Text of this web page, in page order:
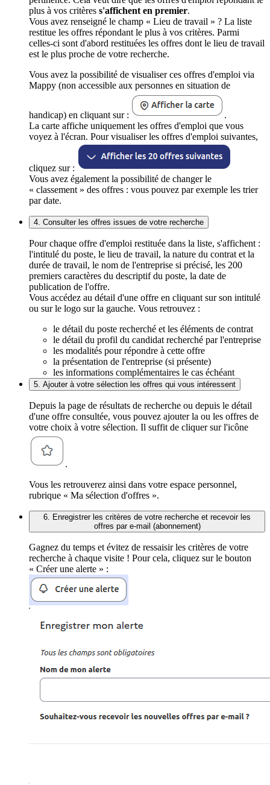
plus à vos critères s'affichent en premier.
Vous avez renseigné le champ « Lieu de travail » ? La liste
restitue les offres répondant le plus à vos critères. Parmi
celles-ci sont d'abord restituées les offres dont le lieu de travail
est le plus proche de votre recherche.
Vous avez la possibilité de visualiser ces offres d'emploi via
Mappy (non accessible aux personnes en situation de
handicap) en cliquant sur :
.
La carte affiche uniquement les offres d'emploi que vous
voyez à l'écran. Pour visualiser les offres d'emploi suivantes,
cliquez sur :
Vous avez également la possibilité de changer le
« classement » des offres : vous pouvez par exemple les trier
par date.
4. Consulter les offres issues de votre recherche
Pour chaque offre d'emploi restituée dans la liste, s'affichent :
l'intitulé du poste, le lieu de travail, la nature du contrat et la
durée de travail, le nom de l'entreprise si précisé, les 200
premiers caractères du descriptif du poste, la date de
publication de l'offre.
Vous accédez au détail d'une offre en cliquant sur son intitulé
ou sur le logo sur la gauche. Vous retrouvez :
le détail du poste recherché et les éléments de contrat
le détail du profil du candidat recherché par l'entreprise
les modalités pour répondre à cette offre
la présentation de l'entreprise (si présente)
les informations complémentaires le cas échéant
5. Ajouter à votre sélection les offres qui vous intéressent
Depuis la page de résultats de recherche ou depuis le détail
d'une offre consultée, vous pouvez ajouter la ou les offres de
votre choix à votre sélection. Il suffit de cliquer sur l'icône
.
Vous les retrouverez ainsi dans votre espace personnel,
rubrique « Ma sélection d'offres ».
6. Enregistrer les critères de votre recherche et recevoir les
offres par e-mail (abonnement)
Gagnez du temps et évitez de ressaisir les critères de votre
recherche à chaque visite ! Pour cela, cliquez sur le bouton
« Créer une alerte » :